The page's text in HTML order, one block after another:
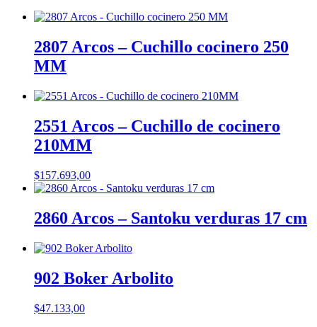
2807 Arcos – Cuchillo cocinero 250
MM
2551 Arcos – Cuchillo de cocinero
210MM
$157.693,00
2860 Arcos – Santoku verduras 17 cm
902 Boker Arbolito
$47.133,00